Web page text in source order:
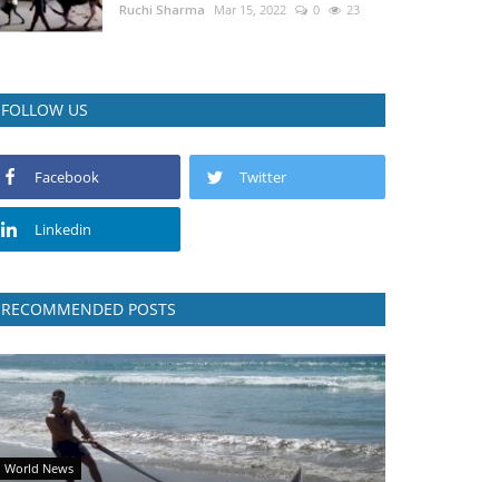
Ruchi Sharma Mar 15, 2022 0 23
FOLLOW US
Facebook Twitter
Linkedin
RECOMMENDED POSTS
World News